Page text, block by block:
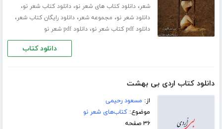
شعر،دانلود کتاب های شعر نو،دانلود کتاب شعر نو،
دانلود شعر نو، مجموعه شعر،دانلود رایگان کتاب شعر،
دانلود pdf کتاب شعر نو ،دانلود pdf شعر نو
دانلود کتاب
دانلود کتاب اردی بی بهشت
از: مسعود رحیمی
موضوع:کتاب‌های شعر نو
۳۶ صفحه